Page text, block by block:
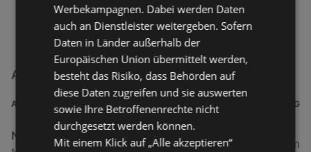
Apotheken Filialen in der Nähe
ADRESSE ENTFERNUNG
Nordsee-Apotheke
0,13 km
Werbekampagnen. Dabei werden Daten
auch an Dienstleister weitergeben. Sofern
Daten in Länder außerhalb der
Europäischen Union übermittelt werden,
besteht das Risiko, dass Behörden auf
diese Daten zugreifen und sie auswerten
sowie Ihre Betroffenenrechte nicht
durchgesetzt werden können.
Mit einem Klick auf „Alle akzeptieren“